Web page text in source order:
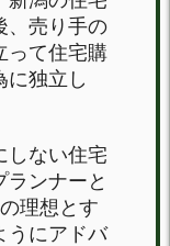
、売り手の
って住宅購
に独立し
しない住宅
ランナーと
理想とす
うにアドバ